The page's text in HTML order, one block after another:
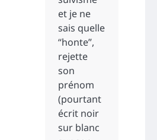
et je ne
sais quelle
“honte”,
rejette
son
prénom
(pourtant
écrit noir
sur blanc